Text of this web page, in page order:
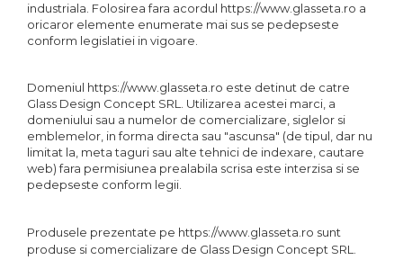
industriala. Folosirea fara acordul https://www.glasseta.ro a
oricaror elemente enumerate mai sus se pedepseste
conform legislatiei in vigoare.
Domeniul https://www.glasseta.ro este detinut de catre
Glass Design Concept SRL. Utilizarea acestei marci, a
domeniului sau a numelor de comercializare, siglelor si
emblemelor, in forma directa sau "ascunsa" (de tipul, dar nu
limitat la, meta taguri sau alte tehnici de indexare, cautare
web) fara permisiunea prealabila scrisa este interzisa si se
pedepseste conform legii.
Produsele prezentate pe https://www.glasseta.ro sunt
produse si comercializare de Glass Design Concept SRL.